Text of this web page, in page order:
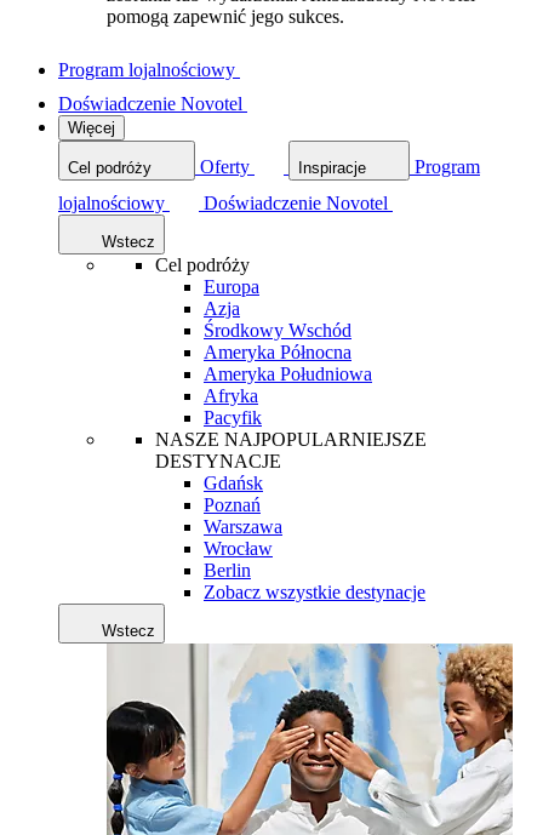
pomogą zapewnić jego sukces.
Program lojalnościowy
Doświadczenie Novotel
Więcej
Cel podróży Oferty Inspiracje
Program
lojalnościowy
Doświadczenie Novotel
Wstecz
Cel podróży
Europa
Azja
Środkowy Wschód
Ameryka Północna
Ameryka Południowa
Afryka
Pacyfik
NASZE NAJPOPULARNIEJSZE
DESTYNACJE
Gdańsk
Poznań
Warszawa
Wrocław
Berlin
Zobacz wszystkie destynacje
Wstecz